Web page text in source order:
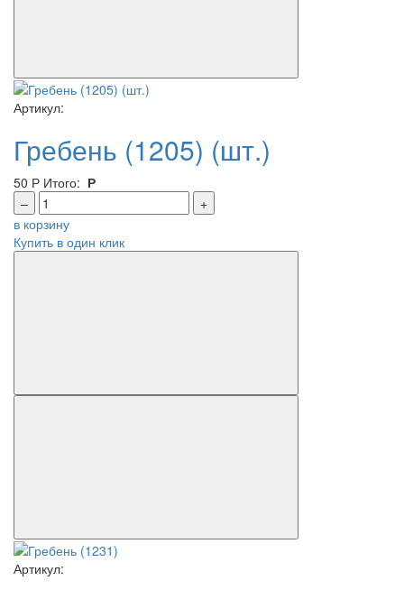
Артикул:
Гребень (1205) (шт.)
50 Р Итого: Р
–
+
в корзину
Купить в один клик
Артикул: